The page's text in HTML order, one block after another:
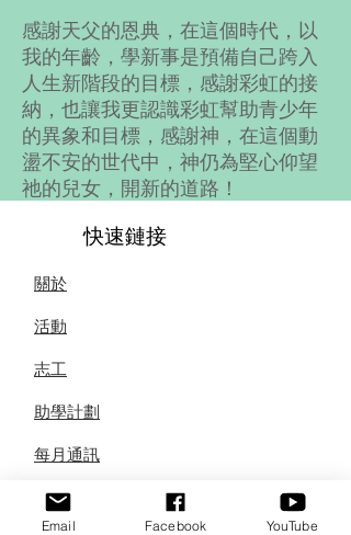
感謝天父的恩典，在這個時代，以
我的年齡，學新事是預備自己跨入
人生新階段的目標，感謝彩虹的接
納，也讓我更認識彩虹幫助青少年
的異象和目標，感謝神，在這個動
盪不安的世代中，神仍為堅心仰望
祂的兒女，開新的道路！
的前面的道路！
快速鏈接
關於
活動
志工
助學計劃
每月通訊
聯繫
Email Facebook YouTube